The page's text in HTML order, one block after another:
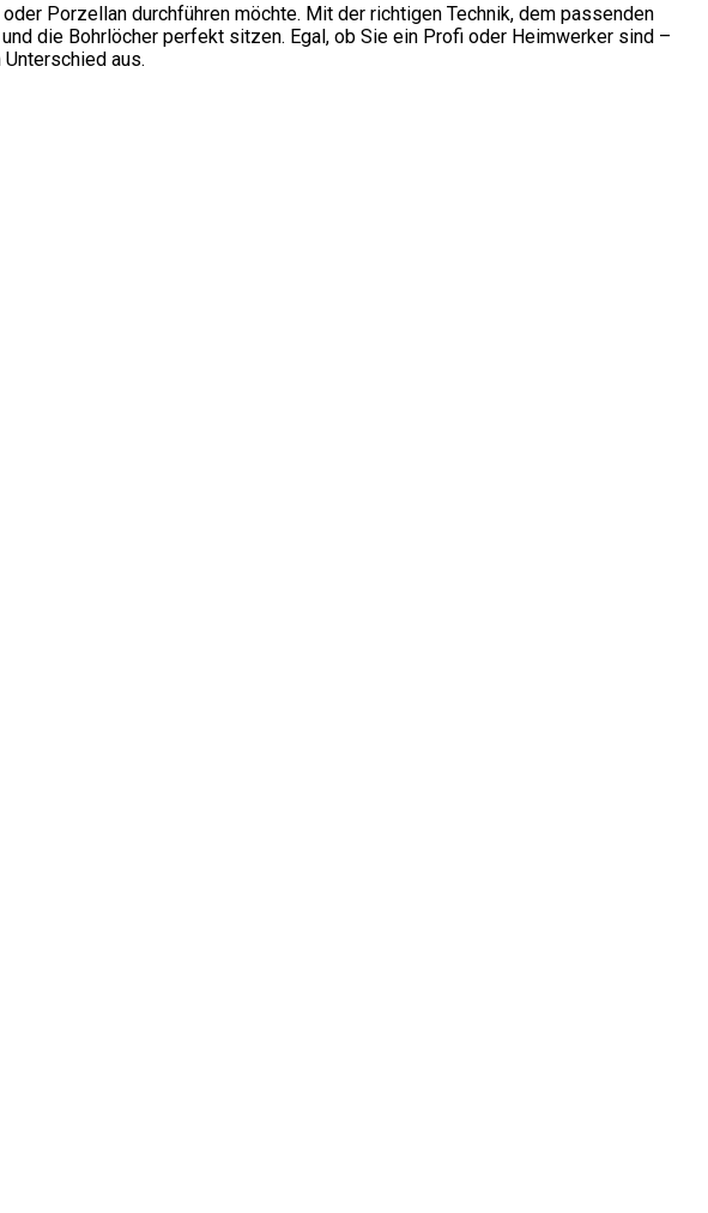
Porzellan durchführen möchte. Mit der richtigen Technik, dem passenden
die Bohrlöcher perfekt sitzen. Egal, ob Sie ein Profi oder Heimwerker sind –
aus.